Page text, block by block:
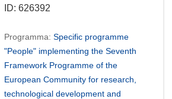
ID: 626392
Programma: Specific programme
"People" implementing the Seventh
Framework Programme of the
European Community for research,
technological development and